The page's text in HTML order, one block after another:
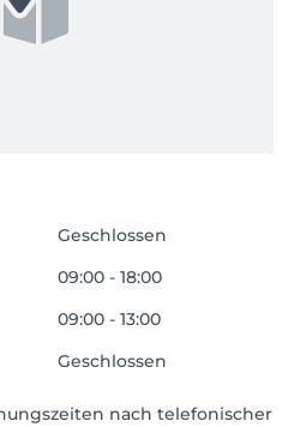
Geschlossen
09:00 - 18:00
09:00 - 13:00
Geschlossen
nach telefonischer